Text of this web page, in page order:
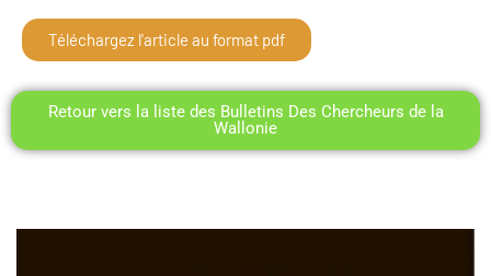
Téléchargez l'article au format pdf
Retour vers la liste des Bulletins Des Chercheurs de la
Wallonie